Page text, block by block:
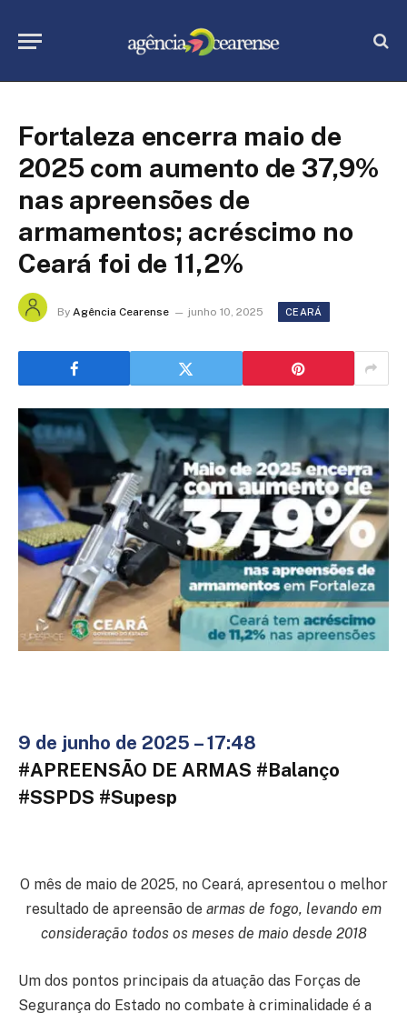
Fortaleza encerra maio de
2025 com aumento de 37,9%
nas apreensões de
armamentos; acréscimo no
Ceará foi de 11,2%
By Agência Cearense junho 10, 2025 CEARÁ
9 de junho de 2025 – 17:48
#APREENSÃO DE ARMAS #Balanço
#SSPDS #Supesp
O mês de maio de 2025, no Ceará, apresentou o melhor
resultado de apreensão de armas de fogo, levando em
consideração todos os meses de maio desde 2018
Um dos pontos principais da atuação das Forças de
Segurança do Estado no combate à criminalidade é a